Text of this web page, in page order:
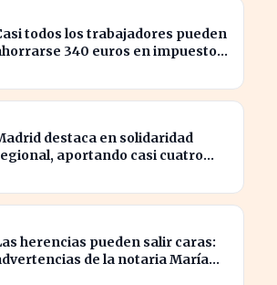
todos los trabajadores pueden
340 euros en impuestos,
destaca en solidaridad
aportando casi cuatro
herencias pueden salir caras:
de la notaria María